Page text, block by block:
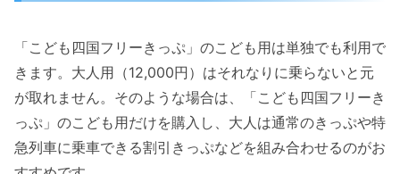
「こども四国フリーきっぷ」のこども用は単独でも利用で
きます。大人用（12,000円）はそれなりに乗らないと元
が取れません。そのような場合は、「こども四国フリーき
っぷ」のこども用だけを購入し、大人は通常のきっぷや特
急列車に乗車できる割引きっぷなどを組み合わせるのがお